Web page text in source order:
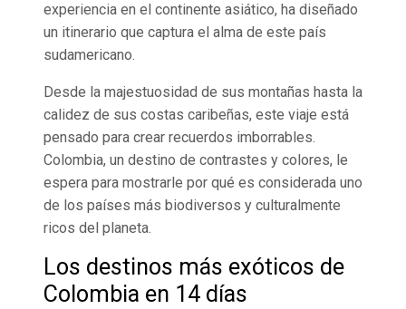
experiencia en el continente asiático, ha diseñado
un itinerario que captura el alma de este país
sudamericano.
Desde la majestuosidad de sus montañas hasta la
calidez de sus costas caribeñas, este viaje está
pensado para crear recuerdos imborrables.
Colombia, un destino de contrastes y colores, le
espera para mostrarle por qué es considerada uno
de los países más biodiversos y culturalmente
ricos del planeta.
Los destinos más exóticos de
Colombia en 14 días